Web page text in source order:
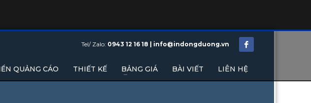
Tel/ Zalo: 0943 12 16 18 | info@indongduong.vn
QUẢNG CÁO THIẾT KẾ BẢNG GIÁ BÀI VIẾT LIÊN HỆ